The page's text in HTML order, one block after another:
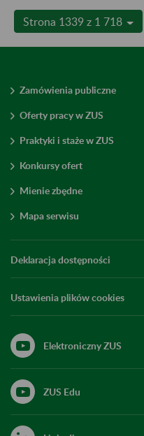
Strona 1339 z 1 718
Zamówienia publiczne
Oferty pracy w ZUS
Praktyki i staże w ZUS
Konkursy ofert
Mienie zbędne
Mapa serwisu
Deklaracja dostępności
Ustawienia plików cookies
Elektroniczny ZUS
ZUS Edu